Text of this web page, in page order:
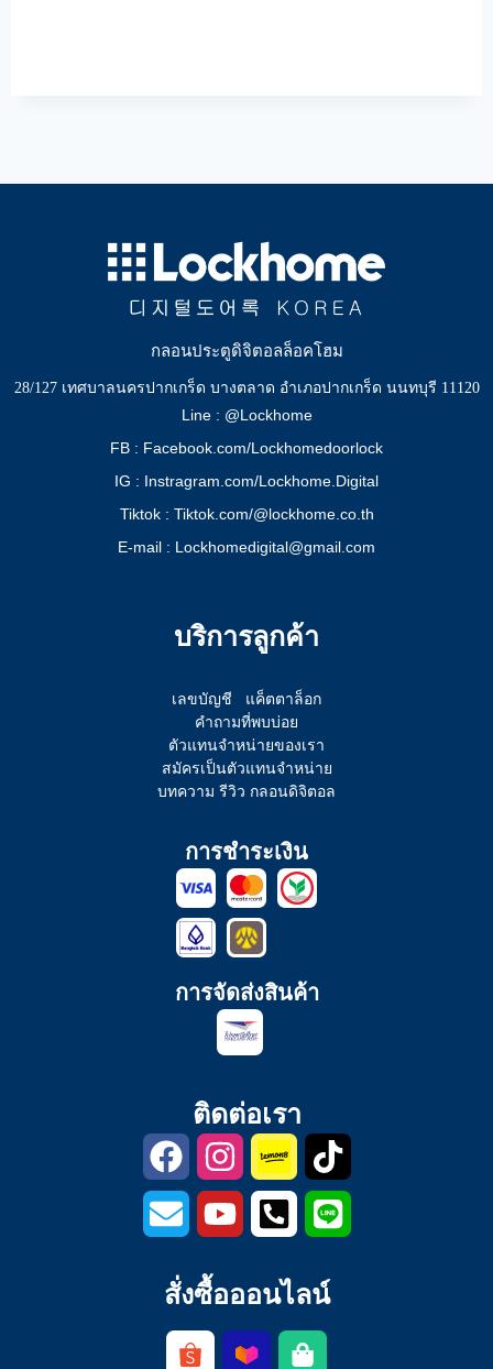
กลอนประตูดิจิตอลล็อคโฮม
28/127 เทศบาลนครปากเกร็ด บางตลาด อำเภอปากเกร็ด นนทบุรี 11120
Line : @Lockhome
FB : Facebook.com/Lockhomedoorlock
IG : Instragram.com/Lockhome.Digital
Tiktok : Tiktok.com/@lockhome.co.th
E-mail : Lockhomedigital@gmail.com
บริการลูกค้า
เลขบัญชี
แค็ตตาล็อก
คำถามที่พบบ่อย
ตัวแทนจำหน่ายของเรา
สมัครเป็นตัวแทนจำหน่าย
บทความ รีวิว กลอนดิจิตอล
การชำระเงิน
การจัดส่งสินค้า
ติดต่อเรา
สั่งซื้อออนไลน์